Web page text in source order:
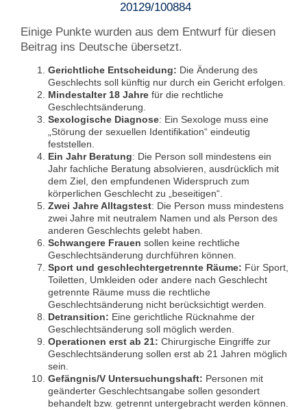
20129/100884
Einige Punkte wurden aus dem Entwurf für diesen
Beitrag ins Deutsche übersetzt.
Gerichtliche Entscheidung: Die Änderung des
Geschlechts soll künftig nur durch ein Gericht erfolgen.
Mindestalter 18 Jahre für die rechtliche
Geschlechtsänderung.
Sexologische Diagnose: Ein Sexologe muss eine
„Störung der sexuellen Identifikation“ eindeutig
feststellen.
Ein Jahr Beratung: Die Person soll mindestens ein
Jahr fachliche Beratung absolvieren, ausdrücklich mit
dem Ziel, den empfundenen Widerspruch zum
körperlichen Geschlecht zu „beseitigen“.
Zwei Jahre Alltagstest: Die Person muss mindestens
zwei Jahre mit neutralem Namen und als Person des
anderen Geschlechts gelebt haben.
Schwangere Frauen sollen keine rechtliche
Geschlechtsänderung durchführen können.
Sport und geschlechtergetrennte Räume: Für Sport,
Toiletten, Umkleiden oder andere nach Geschlecht
getrennte Räume muss die rechtliche
Geschlechtsänderung nicht berücksichtigt werden.
Detransition: Eine gerichtliche Rücknahme der
Geschlechtsänderung soll möglich werden.
Operationen erst ab 21: Chirurgische Eingriffe zur
Geschlechtsänderung sollen erst ab 21 Jahren möglich
sein.
Gefängnis/V Untersuchungshaft: Personen mit
geänderter Geschlechtsangabe sollen gesondert
behandelt bzw. getrennt untergebracht werden können.